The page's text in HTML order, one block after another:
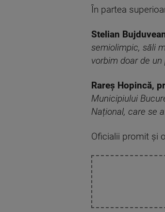
În partea
Stelian
semiolimpic, săli
vorbim doar de un
Rareș Hopincă,
Municipiului
Național, care se
Oficialii promit și